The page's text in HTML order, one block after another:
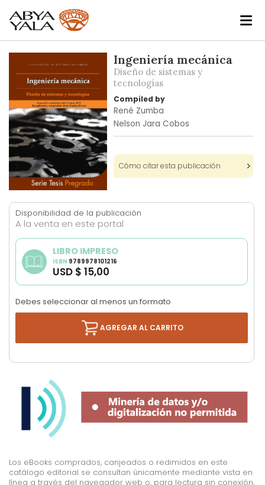
to
end
of
the
images
gallery
to
the
beginning
of
the
images
gallery
Ingeniería mecánica
Diseño de sistemas y
tecnologías
Compiled by
René Zumba
Nelson Jara Cobos
Cómo citar esta publicación
Disponibilidad de la publicación
A la venta en este portal
LIBRO IMPRESO
ISBN 9789978101216
USD $ 15,00
Debes seleccionar al menos un formato
AGREGAR AL CARRITO
Los eBooks comprados, canjeados o redimidos en este
catálogo editorial se consultan únicamente mediante vista en
línea a través del navegador web o, para lectura sin conexión,